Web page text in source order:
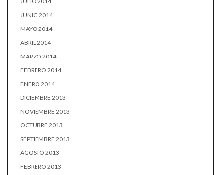
JUNIO 2014
MAYO 2014
ABRIL 2014
MARZO 2014
FEBRERO 2014
ENERO 2014
DICIEMBRE 2013
NOVIEMBRE 2013
OCTUBRE 2013
SEPTIEMBRE 2013
AGOSTO 2013
FEBRERO 2013